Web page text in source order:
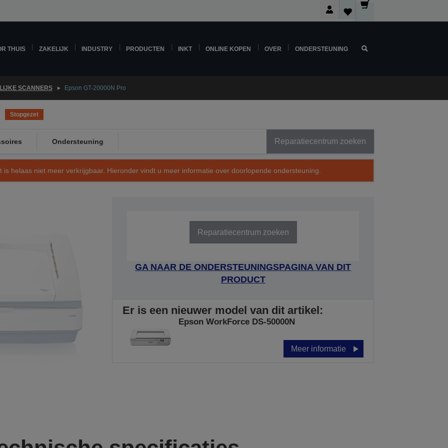
THUIS ZAKELIJK INDUSTRY PRODUCTEN INKT ONLINE KOPEN OVER ONDERSTEUNING
SCANNERS Epson GT-20000N Pro
Stopgezet
Ondersteuning Reparatiecentrum zoeken
helaas niet meer verkrijgbaar. Hieronder vindt u meer informatie over doorlopende ondersteuning.
Reparatiecentrum zoeken
GA NAAR DE ONDERSTEUNINGSPAGINA VAN DIT
PRODUCT
Er is een nieuwer model van dit artikel:
Epson WorkForce DS-50000N
Meer informatie